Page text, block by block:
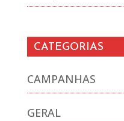
CATEGORIAS
CAMPANHAS
GERAL